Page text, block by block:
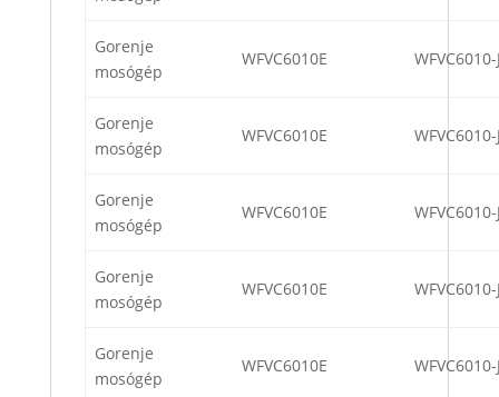
Gorenje
mosógép
WFVC6010E
Gorenje
mosógép
WFVC6010E
Gorenje
mosógép
WFVC6010E
Gorenje
mosógép
WFVC6010E
Gorenje
mosógép
WFVC6010E